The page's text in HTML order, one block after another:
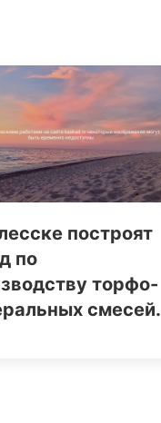
построят
по
торфо-
смесей.